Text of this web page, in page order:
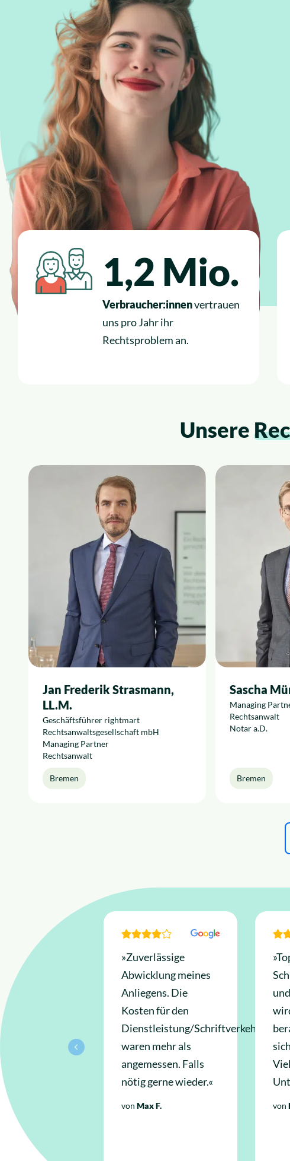
1,2 Mio.
Verbraucher:innenvertrauen
uns pro Jahr ihr
Rechtsproblem an.
Unsere
Jan Frederik Strasmann,
LL.M.
Geschäftsführer rightmart
Rechtsanwaltsgesellschaft mbH
Managing Partner
Rechtsanwalt
Bremen
Sascha
Managing
Rechtsanwalt
Notar a.D.
Bremen
»Zuverlässige
Abwicklung meines
Anliegens. Die
Kosten für den
Dienstleistung/Schriftverkehr
waren mehr als
angemessen. Falls
nötig gerne wieder.«
von Max F. von